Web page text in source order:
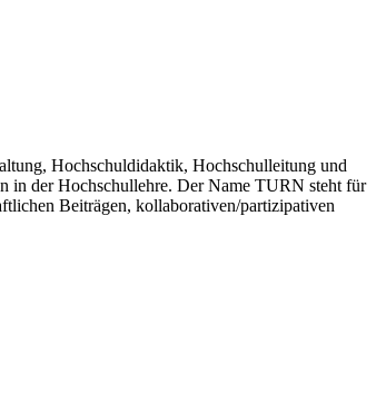
Hochschuldidaktik, Hochschulleitung und
in der Hochschullehre. Der Name TURN steht für
Beiträgen, kollaborativen/partizipativen